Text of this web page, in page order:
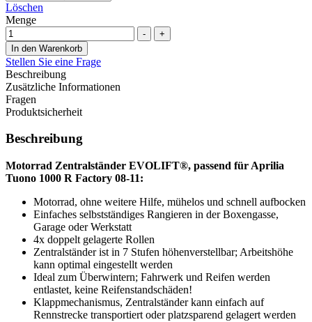
Löschen
Menge
-
+
In den Warenkorb
Stellen Sie eine Frage
Beschreibung
Zusätzliche Informationen
Fragen
Produktsicherheit
Beschreibung
Motorrad Zentralständer EVOLIFT®, passend für Aprilia
Tuono 1000 R Factory 08-11:
Motorrad, ohne weitere Hilfe, mühelos und schnell aufbocken
Einfaches selbstständiges Rangieren in der Boxengasse,
Garage oder Werkstatt
4x doppelt gelagerte Rollen
Zentralständer ist in 7 Stufen höhenverstellbar; Arbeitshöhe
kann optimal eingestellt werden
Ideal zum Überwintern; Fahrwerk und Reifen werden
entlastet, keine Reifenstandschäden!
Klappmechanismus, Zentralständer kann einfach auf
Rennstrecke transportiert oder platzsparend gelagert werden